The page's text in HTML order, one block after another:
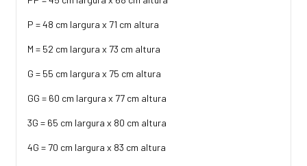
P = 48 cm largura x 71 cm altura
M = 52 cm largura x 73 cm altura
G = 55 cm largura x 75 cm altura
GG = 60 cm largura x 77 cm altura
3G = 65 cm largura x 80 cm altura
4G = 70 cm largura x 83 cm altura